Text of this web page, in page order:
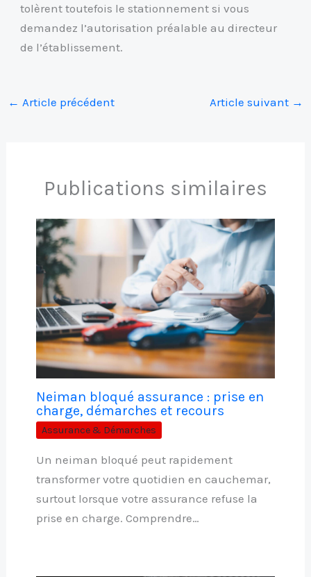
tolèrent toutefois le stationnement si vous
demandez l’autorisation préalable au directeur
de l’établissement.
← Article précédent Article suivant →
Publications similaires
Neiman bloqué assurance : prise en
charge, démarches et recours
Assurance & Démarches
Un neiman bloqué peut rapidement
transformer votre quotidien en cauchemar,
surtout lorsque votre assurance refuse la
prise en charge. Comprendre…